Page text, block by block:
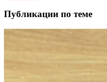
Публикации по теме